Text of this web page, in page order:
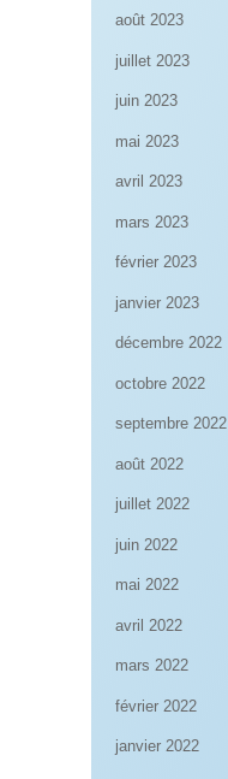
août 2023
juillet 2023
juin 2023
mai 2023
avril 2023
mars 2023
février 2023
janvier 2023
décembre 2022
octobre 2022
septembre 2022
août 2022
juillet 2022
juin 2022
mai 2022
avril 2022
mars 2022
février 2022
janvier 2022